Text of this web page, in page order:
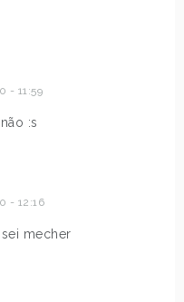
- 11:59
:s
- 12:16
mecher